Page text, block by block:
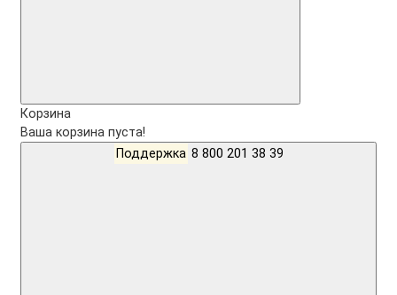
Корзина
Ваша корзина пуста!
Поддержка